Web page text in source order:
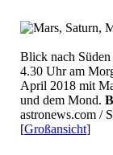
Blick nach Süden
4.30 Uhr am
April 2018 mit
und dem Mond.
astronews.com /
[Großansicht]